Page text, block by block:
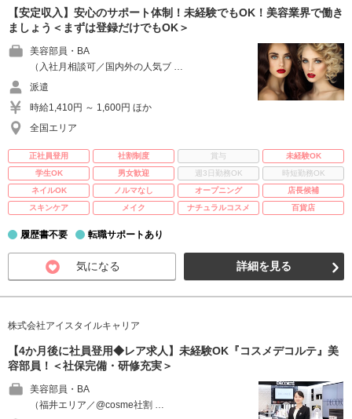
【安定収入】安心のサポート体制！未経験でもOK！美容業界で働き
ましょう＜まずは登録だけでもOK＞
美容部員・BA
（入社月相談可／国内外の人気ブ …
派遣
時給1,410円 ～ 1,600円 ほか
全国エリア
正社員登用 社割制度 賞与
未経験OK
学生OK
男女歓迎 週3日勤務OK
時短勤務OK
ネイルOK
ノルマなし オープニング
店長候補
スキンケア
メイク ナチュラルコスメ 百貨店
履歴書不要 転職サポートあり
気になる 詳細を見る
株式会社アイスタイルキャリア
【4か月後に社員登用◆レア求人】未経験OK『コスメデコルテ』美
容部員！＜社保完備・研修充実＞
美容部員・BA
（福井エリア／@cosme社割 …